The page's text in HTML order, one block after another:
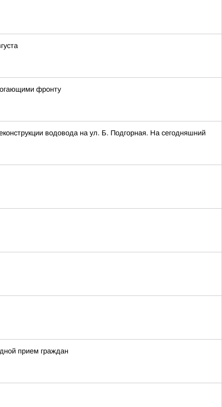
фронту
водовода на ул. Б. Подгорная. На сегодняшний
прием граждан